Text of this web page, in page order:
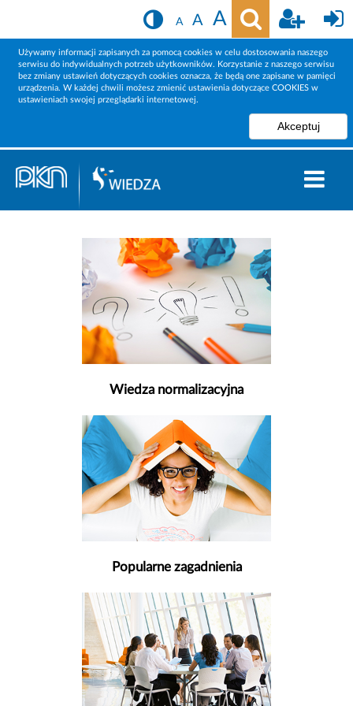
A
A
A
Używamy informacji zapisanych za pomocą cookies w celu dostosowania naszego
serwisu do indywidualnych potrzeb użytkowników. Korzystanie z naszego serwisu
bez zmiany ustawień dotyczących cookies oznacza, że będą one zapisane w pamięci
urządzenia. W każdej chwili możesz zmienić ustawienia dotyczące COOKIES w
ustawieniach swojej przeglądarki internetowej.
Wiedza normalizacyjna
Popularne zagadnienia